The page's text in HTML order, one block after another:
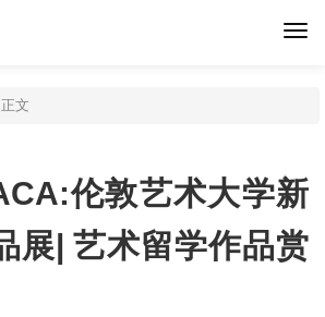
文
伦敦艺术大学新
展| 艺术留学作品赏